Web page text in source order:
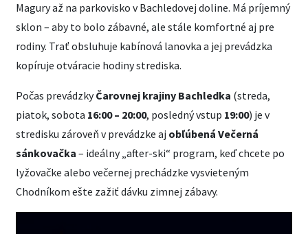
Magury až na parkovisko v Bachledovej doline. Má príjemný
sklon – aby to bolo zábavné, ale stále komfortné aj pre
rodiny. Trať obsluhuje kabínová lanovka a jej prevádzka
kopíruje otváracie hodiny strediska.
Počas prevádzkyČarovnej krajiny Bachledka (streda,
piatok, sobota 16:00 – 20:00, posledný vstup 19:00) je v
stredisku zároveň v prevádzke aj obľúbená Večerná
sánkovačka – ideálny „after-ski“ program, keď chcete po
lyžovačke alebo večernej prechádzke vysvieteným
Chodníkom ešte zažiť dávku zimnej zábavy.